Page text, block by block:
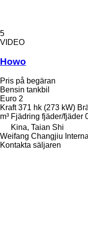
5
VIDEO
Howo
Pris på begäran
Bensin tankbil
Euro 2
Kraft 371 hk (273 kW)
m³ Fjädring fjäder/fjäder
Kina, Taian Shi
Weifang Changjiu
Kontakta säljaren